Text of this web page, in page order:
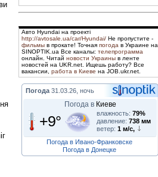
Авто Hyundai на проекті
http://avtosale.ua/car/Hyundai/ Не пропустите -
фильмы в прокате! Точная погода в Украине на
SINOPTIK.ua Все каналы: телепрограмма
онлайн. Читай новости Украины в ленте
новостей на UKR.net. Ищешь работу? Все
вакансии, работа в Киеве на JOB.ukr.net.
Погода 31.03.26, ночь
Погода в Киеве
+9° влажность: 79%
давление: 738 мм
ветер: 1 м/с,
Погода в Ивано-Франковске
Погода в Донецке